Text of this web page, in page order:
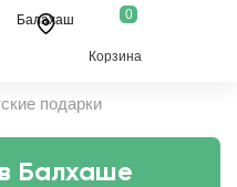
Балахаш 0
Корзина
подарки
Балхаше